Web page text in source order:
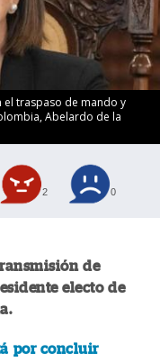
el traspaso de mando y
Abelardo de la
2 0
de
electo de
por concluir